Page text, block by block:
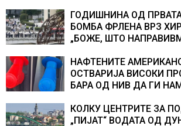
ГОДИШНИНА ОД
БОМБА ФРЛЕНА ВРЗ
„БОЖЕ, ШТО
учесниците во
доживуваа овој настан
текот на историјата
НАФТЕНИТЕ
ОСТВАРИЈА ВИСОКИ
БАРА ОД НИВ ДА ГИ
КОЛКУ ЦЕНТРИТЕ ЗА
„ПИЈАТ“ ВОДАТА ОД